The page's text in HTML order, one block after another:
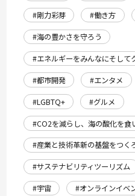
#剛力彩芽
#働き方
#海の豊かさを守ろう
#エネルギーをみんなにそして
#都市開発
#エンタメ
#LGBTQ+
#グルメ
#CO2を減らし、海の酸化を食
#産業と技術革新の基盤をつく
#サステナビリティツーリズム
#宇宙
#オンラインイベ